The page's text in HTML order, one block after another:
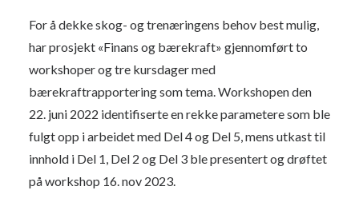
For å dekke skog- og trenæringens behov best mulig,
har prosjekt «Finans og bærekraft» gjennomført to
workshoper og tre kursdager med
bærekraftrapportering som tema. Workshopen den
22. juni 2022 identifiserte en rekke parametere som ble
fulgt opp i arbeidet med Del 4 og Del 5, mens utkast til
innhold i Del 1, Del 2 og Del 3 ble presentert og drøftet
på workshop 16. nov 2023.